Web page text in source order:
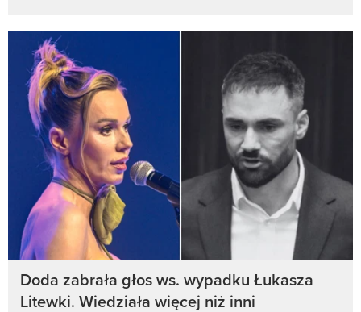
Doda zabrała głos ws. wypadku Łukasza
Litewki. Wiedziała więcej niż inni